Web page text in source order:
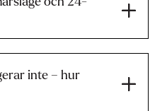
inte – hur